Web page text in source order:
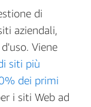
di
aziendali,
Viene
siti più
dei primi
i siti Web ad